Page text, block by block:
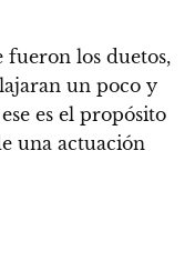
fueron los duetos,
un poco y
es el propósito
una actuación